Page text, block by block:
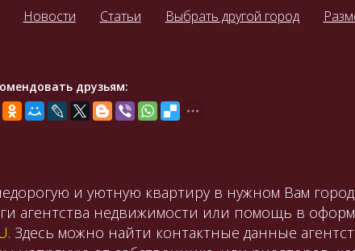
Новости Статьи Выбрать другой город
друзьям:
и уютную квартиру в нужном Вам
агентства недвижимости или помощь в
. Здесь можно найти контактные данные